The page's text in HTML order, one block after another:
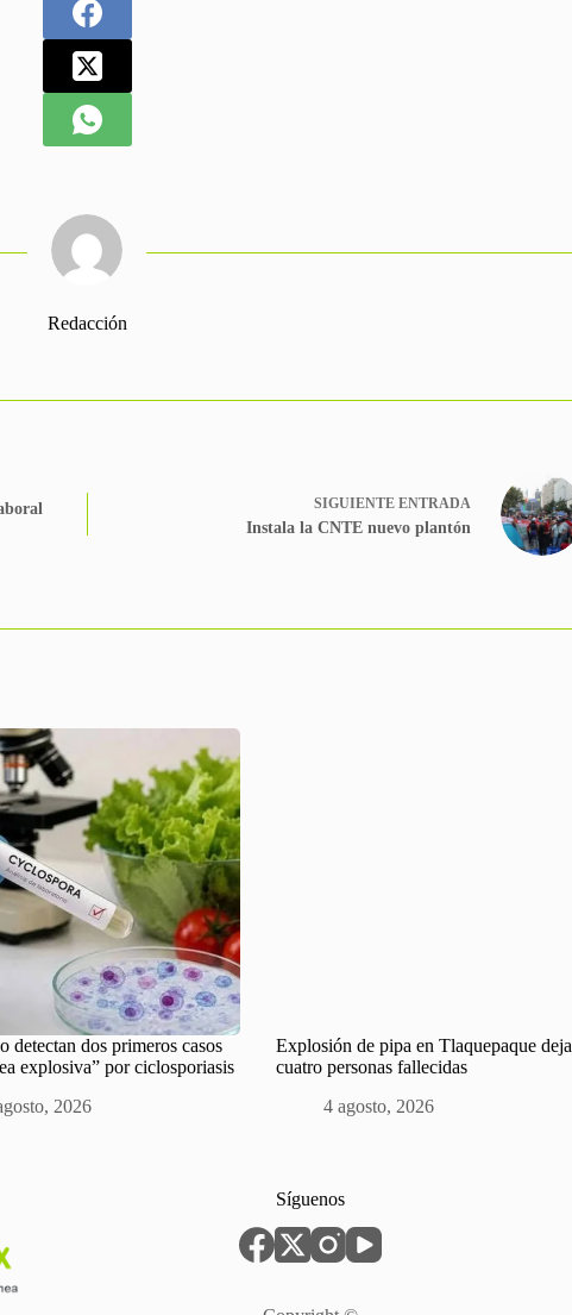
Redacción
SIGUIENTE ENTRADA
Instala la CNTE nuevo plantón
detectan dos primeros casos
explosiva” por ciclosporiasis
2026
Explosión de pipa en Tlaquepaque deja
cuatro personas fallecidas
4 agosto, 2026
Síguenos